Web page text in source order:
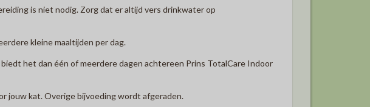
is niet nodig. Zorg dat er altijd vers drinkwater op
kleine maaltijden per dag.
het dan één of meerdere dagen achtereen Prins TotalCare Indoor
jouw kat. Overige bijvoeding wordt afgeraden.